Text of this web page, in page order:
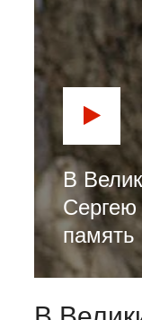
В
Сергею
память